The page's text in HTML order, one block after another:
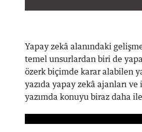
Yapay zekâ alanındaki
temel unsurlardan biri de
özerk biçimde karar alabilen
yazıda yapay zekâ ajanları
yazımda konuyu biraz daha